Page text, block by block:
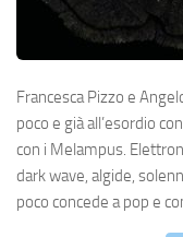
Francesca Pizzo e
poco e già all’esordio
con i Melampus.
dark wave, algide,
poco concede a pop e